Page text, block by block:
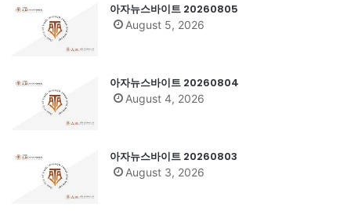
아자뉴스바이트 20260805
August 5, 2026
아자뉴스바이트 20260804
August 4, 2026
아자뉴스바이트 20260803
August 3, 2026